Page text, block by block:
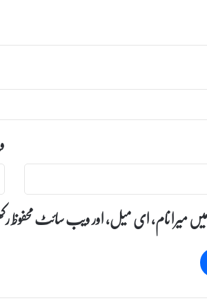
میرا نام، ای میل، اور ویب سائٹ